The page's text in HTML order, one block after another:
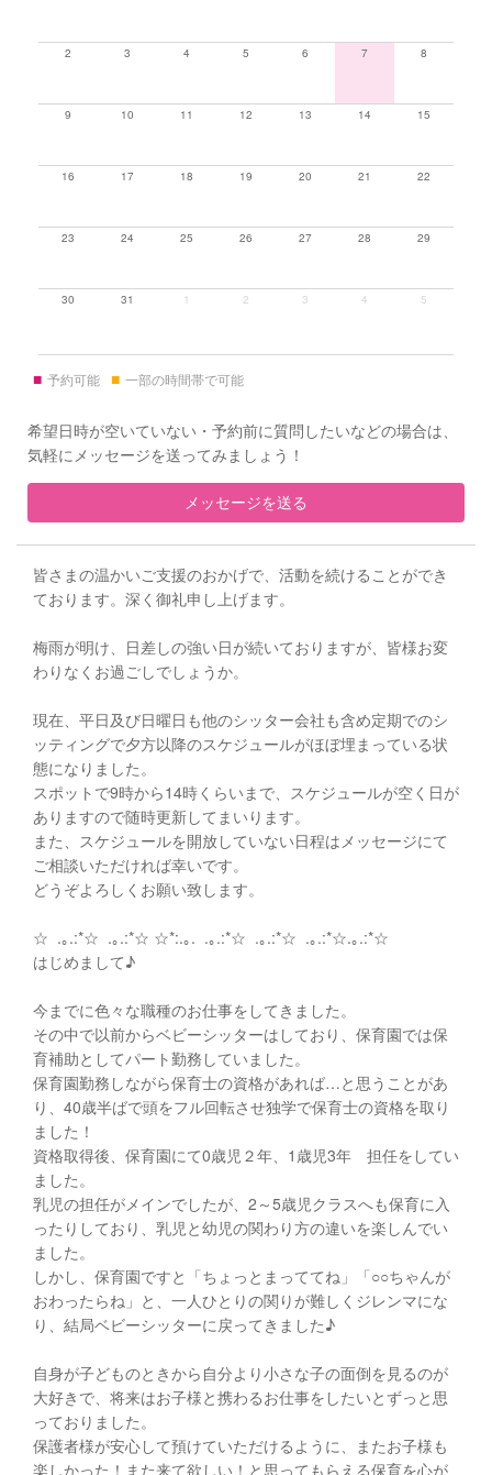
2 3 4 5 6 7 8
9 10 11 12 13 14 15
16 17 18 19 20 21 22
23 24 25 26 27 28 29
30 31 1 2 3 4 5
■ 予約可能 ■ 一部の時間帯で可能
希望日時が空いていない・予約前に質問したいなどの場合は、
気軽にメッセージを送ってみましょう！
メッセージを送る
皆さまの温かいご支援のおかげで、活動を続けることができ
ております。深く御礼申し上げます。
梅雨が明け、日差しの強い日が続いておりますが、皆様お変
わりなくお過ごしでしょうか。
現在、平日及び日曜日も他のシッター会社も含め定期でのシ
ッティングで夕方以降のスケジュールがほぼ埋まっている状
態になりました。
スポットで9時から14時くらいまで、スケジュールが空く日が
ありますので随時更新してまいります。
また、スケジュールを開放していない日程はメッセージにて
ご相談いただければ幸いです。
どうぞよろしくお願い致します。
☆ .｡.:*☆ .｡.:*☆ ☆*:.｡. .｡.:*☆ .｡.:*☆ .｡.:*☆.｡.:*☆
はじめまして♪
今までに色々な職種のお仕事をしてきました。
その中で以前からベビーシッターはしており、保育園では保
育補助としてパート勤務していました。
保育園勤務しながら保育士の資格があれば…と思うことがあ
り、40歳半ばで頭をフル回転させ独学で保育士の資格を取り
ました！
資格取得後、保育園にて0歳児２年、1歳児3年 担任をしてい
ました。
乳児の担任がメインでしたが、2～5歳児クラスへも保育に入
ったりしており、乳児と幼児の関わり方の違いを楽しんでい
ました。
しかし、保育園ですと「ちょっとまっててね」「○○ちゃんが
おわったらね」と、一人ひとりの関りが難しくジレンマにな
り、結局ベビーシッターに戻ってきました♪
自身が子どものときから自分より小さな子の面倒を見るのが
大好きで、将来はお子様と携わるお仕事をしたいとずっと思
っておりました。
保護者様が安心して預けていただけるように、またお子様も
楽しかった！また来て欲しい！と思ってもらえる保育を心が